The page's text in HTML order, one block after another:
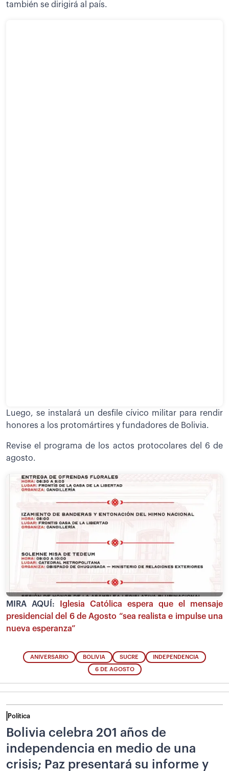
también se dirigirá al país.
Luego, se instalará un desfile cívico militar para rendir
honores a los protomártires y fundadores de Bolivia.
Revise el programa de los actos protocolares del 6 de
agosto.
MIRA AQUÍ: Iglesia Católica espera que el mensaje
presidencial del 6 de Agosto “sea realista e impulse una
nueva esperanza”
ANIVERSARIO BOLIVIA SUCRE INDEPENDENCIA
6 DE AGOSTO
Política
Bolivia celebra 201 años de
independencia en medio de una
crisis; Paz presentará su informe y